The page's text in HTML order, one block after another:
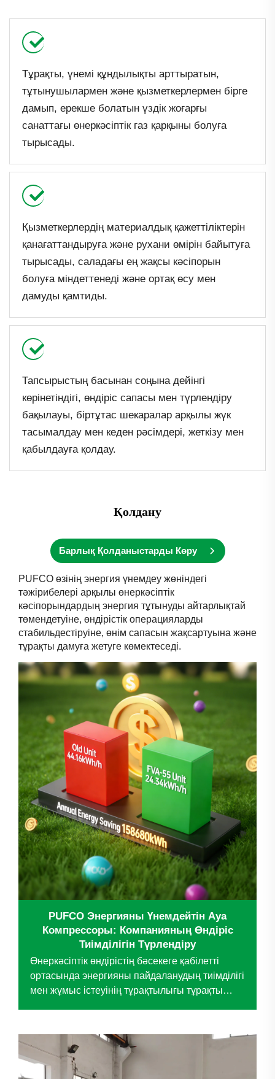
Тұрақты, үнемі құндылықты арттыратын,
тұтынушылармен және қызметкерлермен бірге
дамып, ерекше болатын үздік жоғарғы
санаттағы өнеркәсіптік газ қарқыны болуға
тырысады.
Қызметкерлердің материалдық қажеттіліктерін
қанағаттандыруға және рухани өмірін байытуға
тырысады, саладағы ең жақсы кәсіпорын
болуға міндеттенеді және ортақ өсу мен
дамуды қамтиды.
Тапсырыстың басынан соңына дейінгі
көрінетіндігі, өндіріс сапасы мен түрлендіру
бақылауы, біртұтас шекаралар арқылы жүк
тасымалдау мен кеден рәсімдері, жеткізу мен
қабылдауға қолдау.
Қолдану
Барлық Қолданыстарды Көру
PUFCO өзінің энергия үнемдеу жөніндегі
тәжірибелері арқылы өнеркәсіптік
кәсіпорындардың энергия тұтынуды айтарлықтай
төмендетуіне, өндірістік операцияларды
стабильдестіруіне, өнім сапасын жақсартуына және
тұрақты дамуға жетуге көмектеседі.
PUFCO Энергияны Үнемдейтін Ауа
Компрессоры: Компанияның Өндіріс
Тиімділігін Түрлендіру
Өнеркәсіптік өндірістің бәсекеге қабілетті
ортасында энергияны пайдаланудың тиімділігі
мен жұмыс істеуінің тұрақтылығы тұрақты
саласының көшбасшысы болып табылатын
компания ескірген ауа...